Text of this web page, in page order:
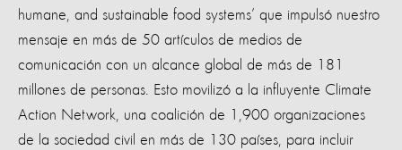
humane, and sustainable food systems’ que impulsó nuestro
mensaje en más de 50 artículos de medios de
comunicación con un alcance global de más de 181
millones de personas. Esto movilizó a la influyente Climate
Action Network, una coalición de 1,900 organizaciones
de la sociedad civil en más de 130 países, para incluir